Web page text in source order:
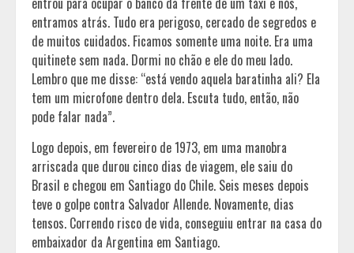
entramos atrás. Tudo era perigoso, cercado de segredos e
de muitos cuidados. Ficamos somente uma noite. Era uma
quitinete sem nada. Dormi no chão e ele do meu lado.
Lembro que me disse: “está vendo aquela baratinha ali? Ela
tem um microfone dentro dela. Escuta tudo, então, não
pode falar nada”.
Logo depois, em fevereiro de 1973, em uma manobra
arriscada que durou cinco dias de viagem, ele saiu do
Brasil e chegou em Santiago do Chile. Seis meses depois
teve o golpe contra Salvador Allende. Novamente, dias
tensos. Correndo risco de vida, conseguiu entrar na casa do
embaixador da Argentina em Santiago.